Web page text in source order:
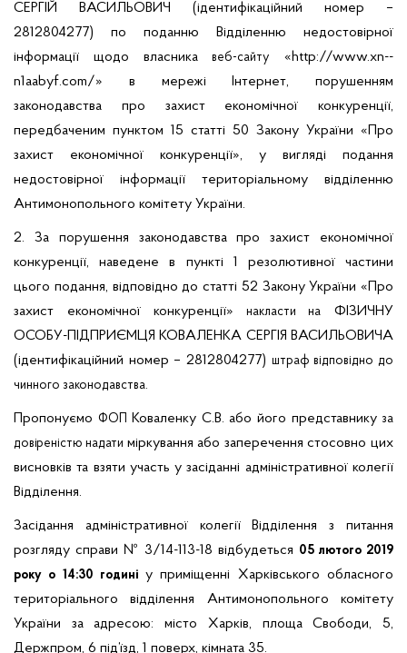
СЕРГІЙ ВАСИЛЬОВИЧ (ідентифікаційний номер –
2812804277) по поданню Відділенню недостовірної
інформації щодо власникавеб-сайту
«http://www.xn--
n1aabyf.com/» в мережі Інтернет, порушенням
законодавства про захист економічної конкуренції,
передбаченим пунктом 15 статті 50 Закону України «Про
захист економічної конкуренції», у вигляді подання
недостовірної інформації територіальному відділенню
Антимонопольного комітету України.
2. За порушення законодавства про захист економічної
конкуренції, наведене в пункті 1 резолютивної частини
цього подання, відповідно до статті 52 Закону України «Про
захист економічної конкуренції» накласти на ФІЗИЧНУ
ОСОБУ-ПІДПРИЄМЦЯ КОВАЛЕНКА СЕРГІЯ ВАСИЛЬОВИЧА
(ідентифікаційний номер – 2812804277) штраф відповідно до
чинного законодавства.
Пропонуємо ФОП Коваленку С.В.або його представнику за
довіреністю надати міркування або заперечення стосовно цих
висновків та взяти участь у засіданні адміністративної колегії
Відділення.
Засідання адміністративної колегії Відділення з питання
розгляду справи № 3/14-113-18 відбудеться 05 лютого 2019
року о 14:30 годиніу приміщенні Харківського обласного
територіального відділення Антимонопольного комітету
України за адресою: місто Харків, площа Свободи, 5,
Держпром, 6 під’їзд, 1 поверх, кімната 35.